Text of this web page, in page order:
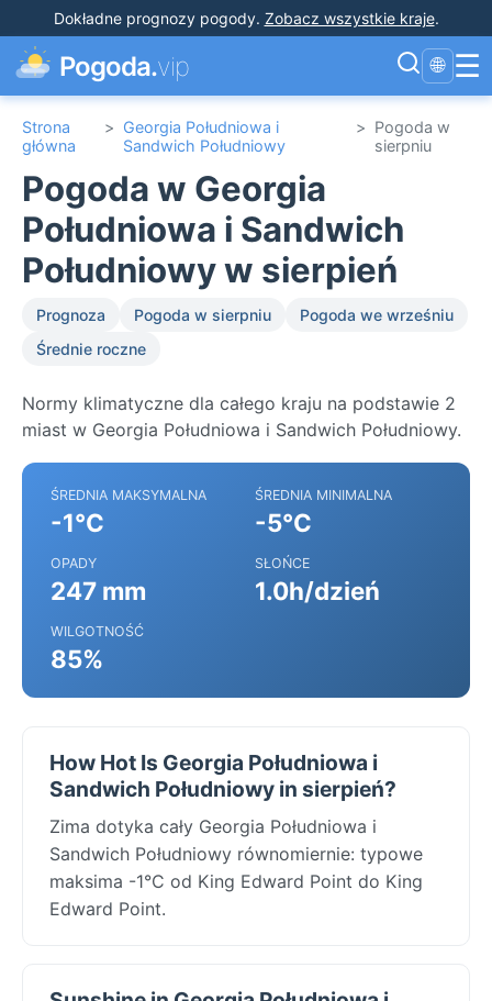
Dokładne prognozy pogody. Zobacz wszystkie kraje.
Pogoda.vip 🌐 ☰
Strona
główna
> Georgia Południowa i
Sandwich Południowy
> Pogoda w
sierpniu
Pogoda w Georgia
Południowa i Sandwich
Południowy w sierpień
Prognoza Pogoda w sierpniu
Pogoda we wrześniu
Średnie roczne
Normy klimatyczne dla całego kraju na podstawie 2
miast w Georgia Południowa i Sandwich Południowy.
ŚREDNIA MAKSYMALNA
-1°C
ŚREDNIA MINIMALNA
-5°C
OPADY
247 mm
SŁOŃCE
1.0h/dzień
WILGOTNOŚĆ
85%
How Hot Is Georgia Południowa i
Sandwich Południowy in sierpień?
Zima dotyka cały Georgia Południowa i
Sandwich Południowy równomiernie: typowe
maksima -1°C od King Edward Point do King
Edward Point.